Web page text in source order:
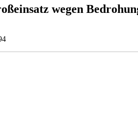
wegen